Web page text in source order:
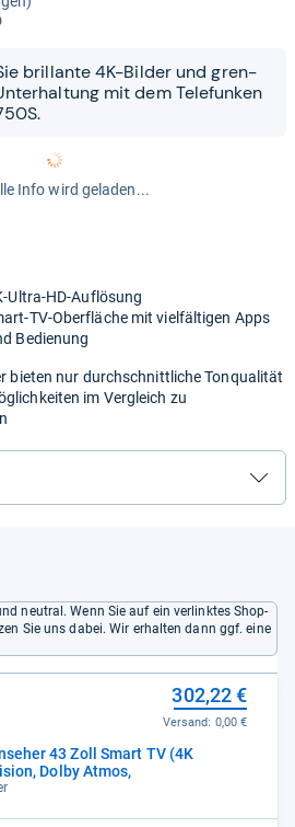
bril­lante 4K-​​Bil­der und gren­
mit dem Tele­fun­ken
Info wird geladen...
Ultra-HD-Auflösung
TV-Oberfläche mit vielfältigen Apps
Bedienung
bieten nur durchschnittliche Tonqualität
im Vergleich zu
neutral. Wenn Sie auf ein verlinktes Shop-
Sie uns dabei. Wir erhalten dann ggf. eine
43 Zoll Smart TV (4K
Dolby Atmos,
302,22 €
Versand: 0,00 €